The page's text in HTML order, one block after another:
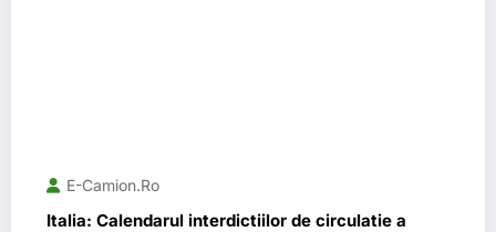
E-Camion.ro
Italia: Calendarul interdictiilor de circulatie a